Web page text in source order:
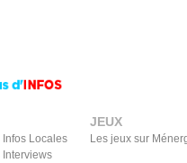
Infos Locales
Interviews
JEUX
Les jeux sur